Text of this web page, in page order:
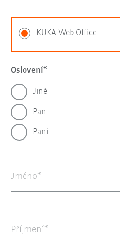
KUKA Web Office
Oslovení
Jiné
Pan
Paní
Jméno
Příjmení